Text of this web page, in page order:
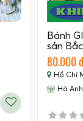
Bánh
sản
80.000 đ
Hồ Chí
Hà